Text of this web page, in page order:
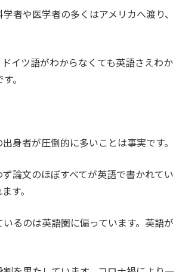
者や医学者の多くはアメリカへ渡り、
イツ語がわからなくても英語さえわか
。
身者が圧倒的に多いことは事実です。
論文のほぼすべてが英語で書かれてい
す。
るのは英語圏に偏っています。英語が